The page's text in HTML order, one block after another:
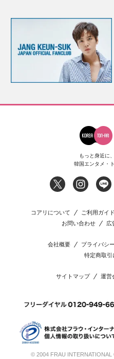
もっと身近に
韓国エンタメ・
コアリについて ご利用ガイド
お問い合わせ
広
会社概要 プライバシ
特定商取引
サイトマップ 運営
© 2004 FRAU INTERNATIONAL